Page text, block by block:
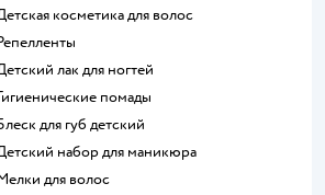
детская косметика для волос
репелленты
детский лак для ногтей
гигиенические помады
блеск для губ детский
детский набор для маникюра
мелки для волос